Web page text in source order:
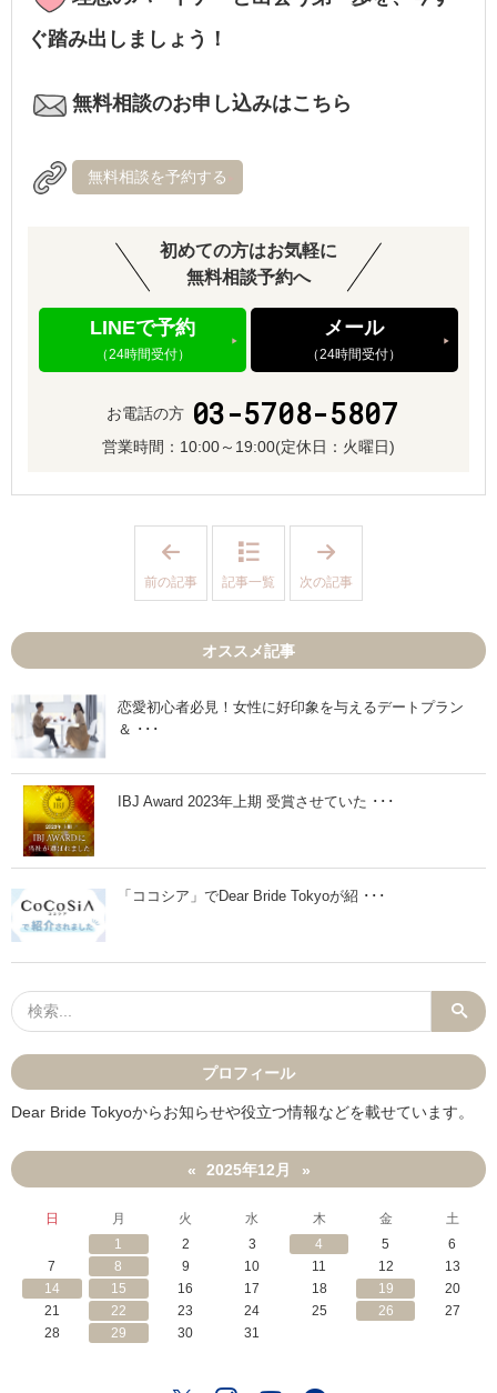
ぐ踏み出しましょう！
無料相談のお申し込みはこちら
無料相談を予約する
初めての方はお気軽に
無料相談予約へ
LINEで予約
（24時間受付）
メール
（24時間受付）
お電話の方 03-5708-5807
営業時間： 10:00～19:00(定休日：火曜日)
も
談
で
き
す
か
前の記事 記事一覧
ら
は
利
」
次の記事
オススメ記事
恋愛初心者必見！女性に好印象を与えるデートプラン
＆ ･･･
IBJ Award 2023年上期 受賞させていた ･･･
「ココシア」でDear Bride Tokyoが紹 ･･･
プロフィール
Dear Bride Tokyoからお知らせや役立つ情報などを載せています。
« 2025年12月 »
日 月 火 水 木 金
土
1
2 3 4 5
6
7
8 9 10 11 12
13
14
15 16 17 18 19
20
21
22 23 24 25 26
27
28
29 30 31